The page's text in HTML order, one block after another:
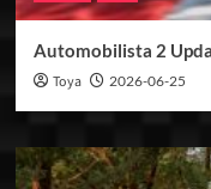
Automobilista 2
Toya 2026-06-25